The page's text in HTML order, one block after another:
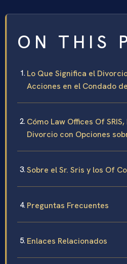
ON THIS
Lo Que Significa el
Acciones en el Condado
Cómo Law Offices Of
Divorcio con Opciones
Sobre el Sr. Sris y los Of
Preguntas Frecuentes
Enlaces Relacionados